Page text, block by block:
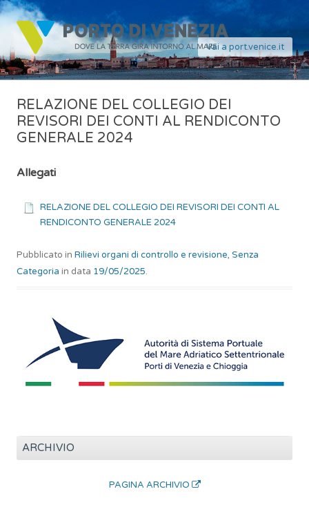
Vai a port.venice.it
RELAZIONE DEL COLLEGIO DEI
REVISORI DEI CONTI AL RENDICONTO
GENERALE 2024
Allegati
RELAZIONE DEL COLLEGIO DEI REVISORI DEI CONTI AL
RENDICONTO GENERALE 2024
Pubblicato in Rilievi organi di controllo e revisione, Senza
Categoria in data 19/05/2025.
ARCHIVIO
PAGINA ARCHIVIO